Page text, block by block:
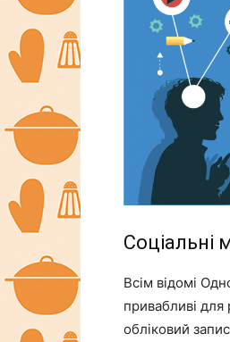
Соціальні
Всім відомі
привабливі
обліковий